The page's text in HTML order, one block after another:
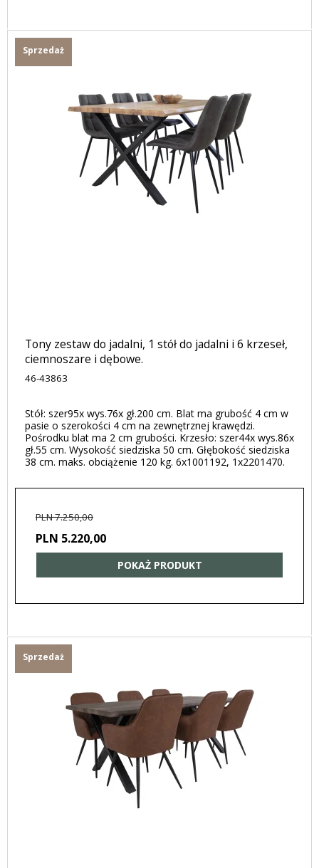
Sprzedaż
Tony zestaw do jadalni, 1 stół do jadalni i 6 krzeseł,
ciemnoszare i dębowe.
46-43863
Stół: szer95x wys.76x gł.200 cm. Blat ma grubość 4 cm w
pasie o szerokości 4 cm na zewnętrznej krawędzi.
Pośrodku blat ma 2 cm grubości. Krzesło: szer44x wys.86x
gł.55 cm. Wysokość siedziska 50 cm. Głębokość siedziska
38 cm. maks. obciążenie 120 kg. 6x1001192, 1x2201470.
PLN 7.250,00
PLN 5.220,00
POKAŻ PRODUKT
Sprzedaż